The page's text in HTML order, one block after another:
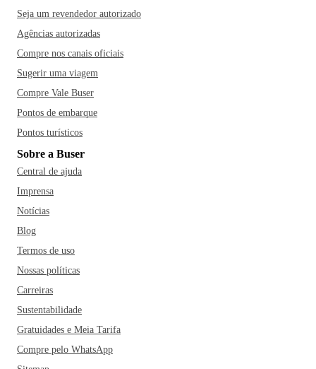
Seja um revendedor autorizado
Agências autorizadas
Compre nos canais oficiais
Sugerir uma viagem
Compre Vale Buser
Pontos de embarque
Pontos turísticos
Sobre a Buser
Central de ajuda
Imprensa
Notícias
Blog
Termos de uso
Nossas políticas
Carreiras
Sustentabilidade
Gratuidades e Meia Tarifa
Compre pelo WhatsApp